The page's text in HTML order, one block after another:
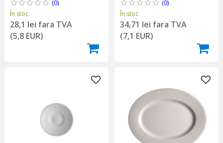
(0)
În stoc
28,1 lei fara TVA
(5,8 EUR)
(0)
În stoc
34,71 lei fara TVA
(7,1 EUR)